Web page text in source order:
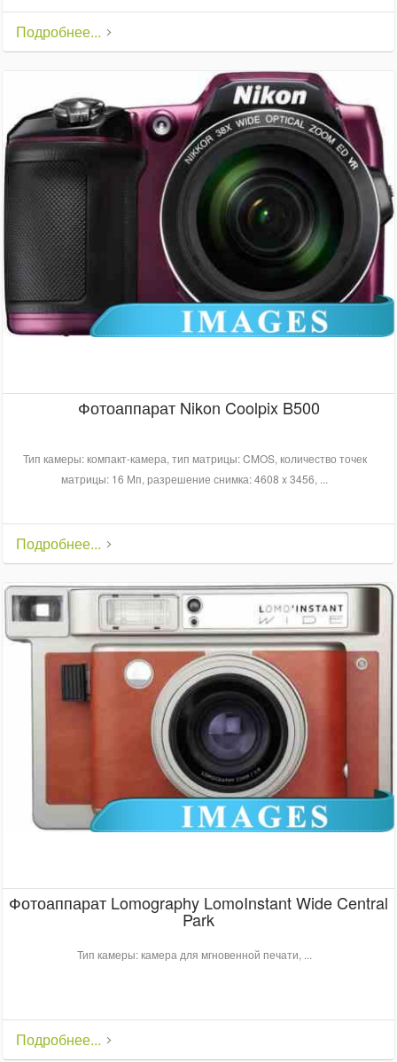
Подробнее...
Фотоаппарат Nikon Coolpix B500
Тип камеры: компакт-камера, тип матрицы: CMOS, количество точек
матрицы: 16 Мп, разрешение снимка: 4608 x 3456, ...
Подробнее...
Фотоаппарат Lomography LomoInstant Wide Central
Park
Тип камеры: камера для мгновенной печати, ...
Подробнее...